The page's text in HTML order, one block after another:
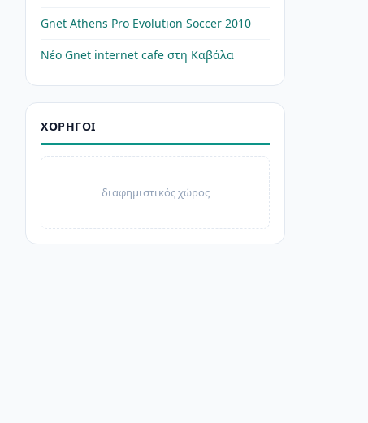
Gnet Athens Pro Evolution Soccer 2010
Νέο Gnet internet cafe στη Καβάλα
ΧΟΡΗΓΟΊ
διαφημιστικός χώρος